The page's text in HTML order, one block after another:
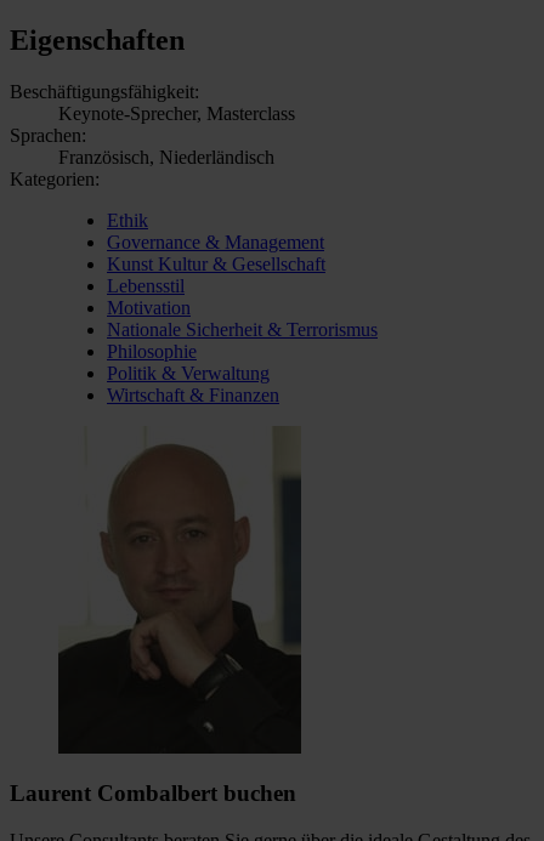
Eigenschaften
Beschäftigungsfähigkeit:
Keynote-Sprecher, Masterclass
Sprachen:
Französisch, Niederländisch
Kategorien:
Ethik
Governance & Management
Kunst Kultur & Gesellschaft
Lebensstil
Motivation
Nationale Sicherheit & Terrorismus
Philosophie
Politik & Verwaltung
Wirtschaft & Finanzen
Laurent Combalbert buchen